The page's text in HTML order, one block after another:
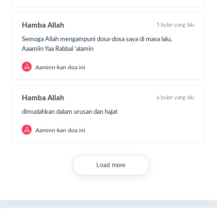
miskin.
Jika harga beras Rp10.000/kg, maka:
Kafarat per orang= 3,8 kg × Rp10.000 =
Rp2.280.000
Itulah jumlah kafarat yang harus ditunaikan bagi yang
memilih opsi pembayaran dengan uang.
Hamba Allah 5 bulan yang lalu
Semoga Allah mengampuni dosa-dosa saya di masa lalu,
Aaamiin Yaa Rabbal ‘alamin
Aaminn-kan doa ini
Hamba Allah 6 bulan yang lalu
dimudahkan dalam urusan dan hajat
Aaminn-kan doa ini
Load more